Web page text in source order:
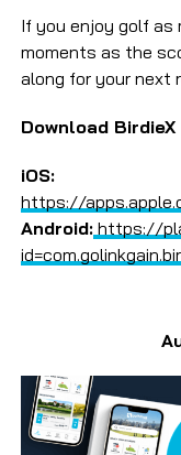
If you enjoy golf as
moments as the
along for your next
Download BirdieX
iOS:
https://
Android:https://